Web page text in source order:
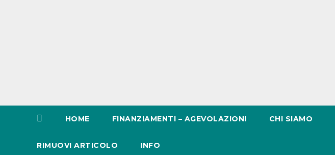
HOME FINANZIAMENTI – AGEVOLAZIONI CHI SIAMO
RIMUOVI ARTICOLO INFO